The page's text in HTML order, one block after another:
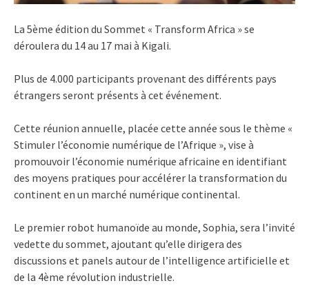
La 5ème édition du Sommet « Transform Africa » se
déroulera du 14 au 17 mai à Kigali.
Plus de 4.000 participants provenant des différents pays
étrangers seront présents à cet événement.
Cette réunion annuelle, placée cette année sous le thème «
Stimuler l’économie numérique de l’Afrique », vise à
promouvoir l’économie numérique africaine en identifiant
des moyens pratiques pour accélérer la transformation du
continent en un marché numérique continental.
Le premier robot humanoïde au monde, Sophia, sera l’invité
vedette du sommet, ajoutant qu’elle dirigera des
discussions et panels autour de l’intelligence artificielle et
de la 4ème révolution industrielle.